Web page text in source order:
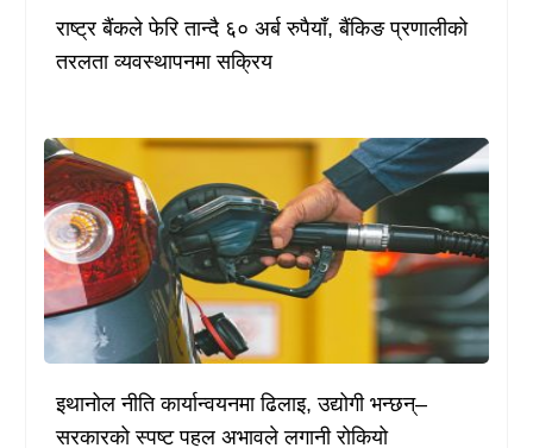
राष्ट्र बैंकले फेरि तान्दै ६० अर्ब रुपैयाँ, बैंकिङ प्रणालीको
तरलता व्यवस्थापनमा सक्रिय
इथानोल नीति कार्यान्वयनमा ढिलाइ, उद्योगी भन्छन्–
सरकारको स्पष्ट पहल अभावले लगानी रोकियो